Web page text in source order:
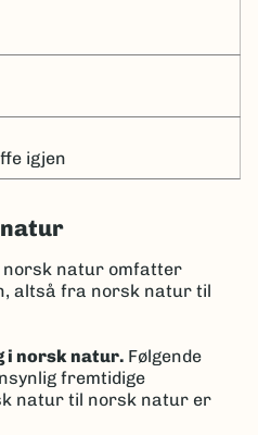
igjen
norsk natur omfatter
altså fra norsk natur til
i norsk natur. Følgende
fremtidige
natur til norsk natur er